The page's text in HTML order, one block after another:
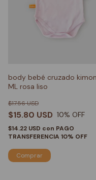
body bebé cruzado
ML rosa liso
$15.80 USD
$17.56 USD
10% OFF
$14.22 USD con PAGO
TRANSFERENCIA 10% OFF
Comprar